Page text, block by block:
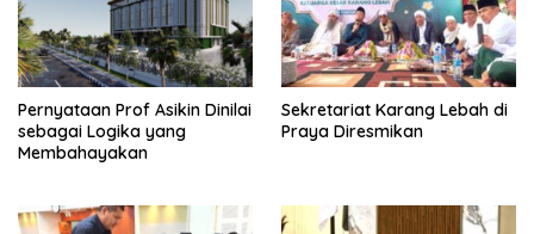
Pernyataan Prof Asikin Dinilai
sebagai Logika yang
Membahayakan
Sekretariat Karang Lebah di
Praya Diresmikan